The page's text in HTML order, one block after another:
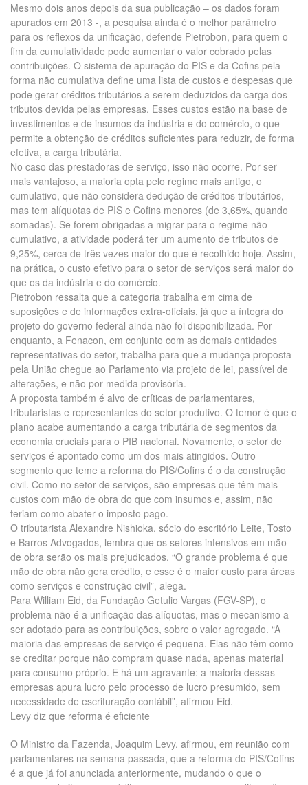
Mesmo dois anos depois da sua publicação – os dados foram
apurados em 2013 -, a pesquisa ainda é o melhor parâmetro
para os reflexos da unificação, defende Pietrobon, para quem o
fim da cumulatividade pode aumentar o valor cobrado pelas
contribuições. O sistema de apuração do PIS e da Cofins pela
forma não cumulativa define uma lista de custos e despesas que
pode gerar créditos tributários a serem deduzidos da carga dos
tributos devida pelas empresas. Esses custos estão na base de
investimentos e de insumos da indústria e do comércio, o que
permite a obtenção de créditos suficientes para reduzir, de forma
efetiva, a carga tributária.
No caso das prestadoras de serviço, isso não ocorre. Por ser
mais vantajoso, a maioria opta pelo regime mais antigo, o
cumulativo, que não considera dedução de créditos tributários,
mas tem alíquotas de PIS e Cofins menores (de 3,65%, quando
somadas). Se forem obrigadas a migrar para o regime não
cumulativo, a atividade poderá ter um aumento de tributos de
9,25%, cerca de três vezes maior do que é recolhido hoje. Assim,
na prática, o custo efetivo para o setor de serviços será maior do
que os da indústria e do comércio.
Pietrobon ressalta que a categoria trabalha em cima de
suposições e de informações extra-oficiais, já que a íntegra do
projeto do governo federal ainda não foi disponibilizada. Por
enquanto, a Fenacon, em conjunto com as demais entidades
representativas do setor, trabalha para que a mudança proposta
pela União chegue ao Parlamento via projeto de lei, passível de
alterações, e não por medida provisória.
A proposta também é alvo de críticas de parlamentares,
tributaristas e representantes do setor produtivo. O temor é que o
plano acabe aumentando a carga tributária de segmentos da
economia cruciais para o PIB nacional. Novamente, o setor de
serviços é apontado como um dos mais atingidos. Outro
segmento que teme a reforma do PIS/Cofins é o da construção
civil. Como no setor de serviços, são empresas que têm mais
custos com mão de obra do que com insumos e, assim, não
teriam como abater o imposto pago.
O tributarista Alexandre Nishioka, sócio do escritório Leite, Tosto
e Barros Advogados, lembra que os setores intensivos em mão
de obra serão os mais prejudicados. “O grande problema é que
mão de obra não gera crédito, e esse é o maior custo para áreas
como serviços e construção civil”, alega.
Para William Eid, da Fundação Getulio Vargas (FGV-SP), o
problema não é a unificação das alíquotas, mas o mecanismo a
ser adotado para as contribuições, sobre o valor agregado. “A
maioria das empresas de serviço é pequena. Elas não têm como
se creditar porque não compram quase nada, apenas material
para consumo próprio. E há um agravante: a maioria dessas
empresas apura lucro pelo processo de lucro presumido, sem
necessidade de escrituração contábil”, afirmou Eid.
Levy diz que reforma é eficiente
O Ministro da Fazenda, Joaquim Levy, afirmou, em reunião com
parlamentares na semana passada, que a reforma do PIS/Cofins
é a que já foi anunciada anteriormente, mudando o que o